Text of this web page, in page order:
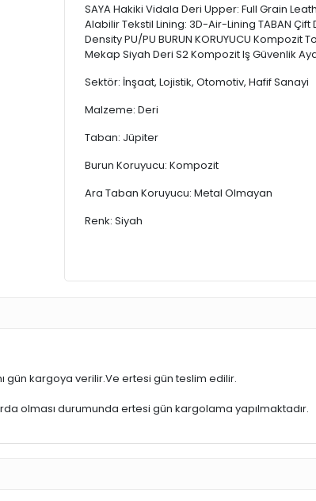
SAYA Hakiki Vidala Deri Upper: Full Grain
Alabilir Tekstil Lining: 3D-Air-Lining TABAN Çift
Density PU/PU BURUN KORUYUCU
Mekap Siyah Deri S2 Kompozit Iş Güvenlik
Sektör: İnşaat, Lojistik, Otomotiv, Hafif Sanayi
Malzeme: Deri
Taban: Jüpiter
Burun Koruyucu: Kompozit
Ara Taban Koruyucu: Metal Olmayan
Renk: Siyah
gün kargoya verilir.Ve ertesi gün teslim edilir.
olması durumunda ertesi gün kargolama yapılmaktadır.